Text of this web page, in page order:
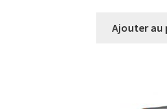
Ajouter au